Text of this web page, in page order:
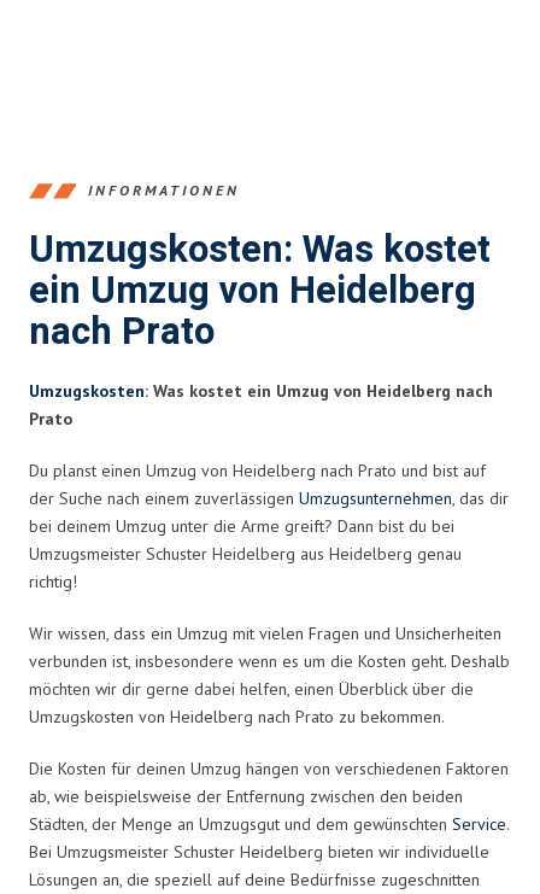
INFORMATIONEN
Umzugskosten: Was kostet
ein Umzug von Heidelberg
nach Prato
Umzugskosten: Was kostet ein Umzug von Heidelberg nach
Prato
Du planst einen Umzug von Heidelberg nach Prato und bist auf
der Suche nach einem zuverlässigen Umzugsunternehmen, das dir
bei deinem Umzug unter die Arme greift? Dann bist du bei
Umzugsmeister Schuster Heidelberg aus Heidelberg genau
richtig!
Wir wissen, dass ein Umzug mit vielen Fragen und Unsicherheiten
verbunden ist, insbesondere wenn es um die Kosten geht. Deshalb
möchten wir dir gerne dabei helfen, einen Überblick über die
Umzugskosten von Heidelberg nach Prato zu bekommen.
Die Kosten für deinen Umzug hängen von verschiedenen Faktoren
ab, wie beispielsweise der Entfernung zwischen den beiden
Städten, der Menge an Umzugsgut und dem gewünschten Service.
Bei Umzugsmeister Schuster Heidelberg bieten wir individuelle
Lösungen an, die speziell auf deine Bedürfnisse zugeschnitten